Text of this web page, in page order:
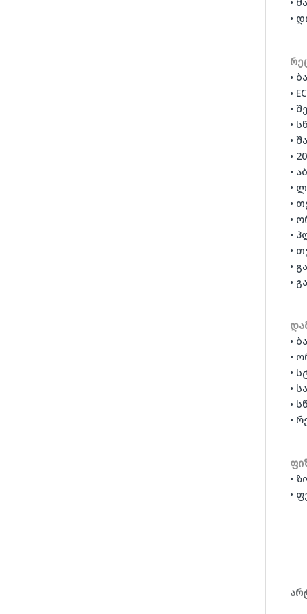
•
•
•
•
•
•
•
•
•
•
•
•
•
•
•
•
•
•
•
•
•
•
•